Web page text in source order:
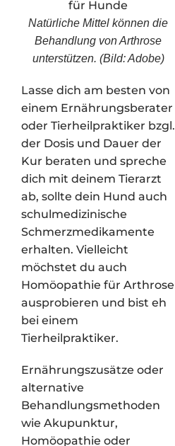
Natürliche Mittel können die
Behandlung von Arthrose
unterstützen. (Bild: Adobe)
Lasse dich am besten von
einem Ernährungsberater
oder Tierheilpraktiker bzgl.
der Dosis und Dauer der
Kur beraten und spreche
dich mit deinem Tierarzt
ab, sollte dein Hund auch
schulmedizinische
Schmerzmedikamente
erhalten. Vielleicht
möchstet du auch
Homöopathie für Arthrose
ausprobieren und bist eh
bei einem
Tierheilpraktiker.
Ernährungszusätze oder
alternative
Behandlungsmethoden
wie Akupunktur,
Homöopathie oder